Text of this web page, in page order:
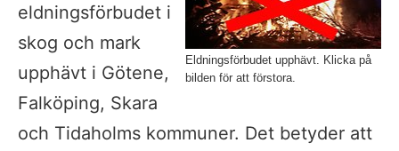
Eldningsförbudet upphävt. Klicka på
bilden för att förstora.
eldningsförbudet i
skog och mark
upphävt i Götene,
Falköping, Skara
och Tidaholms kommuner. Det betyder att